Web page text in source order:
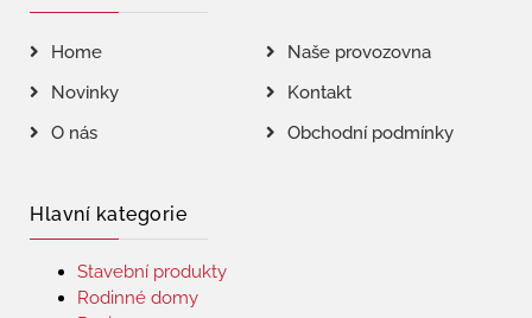
Home
Naše provozovna
Novinky
Kontakt
O nás
Obchodní podmínky
Hlavní kategorie
Stavební produkty
Rodinné domy